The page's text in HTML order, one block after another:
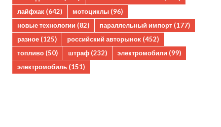
лайфхак (642) мотоциклы (96)
новые технологии (82) параллельный импорт (177)
разное (125) российский авторынок (452)
топливо (50) штраф (232) электромобили (99)
электромобиль (151)